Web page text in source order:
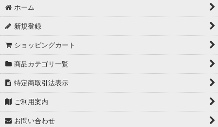
ホーム
新規登録
ショッピングカート
商品カテゴリ一覧
特定商取引法表示
ご利用案内
お問い合わせ